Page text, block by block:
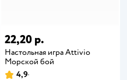
22,20 р.
Настольная игра Attivio
Морской бой
4,9